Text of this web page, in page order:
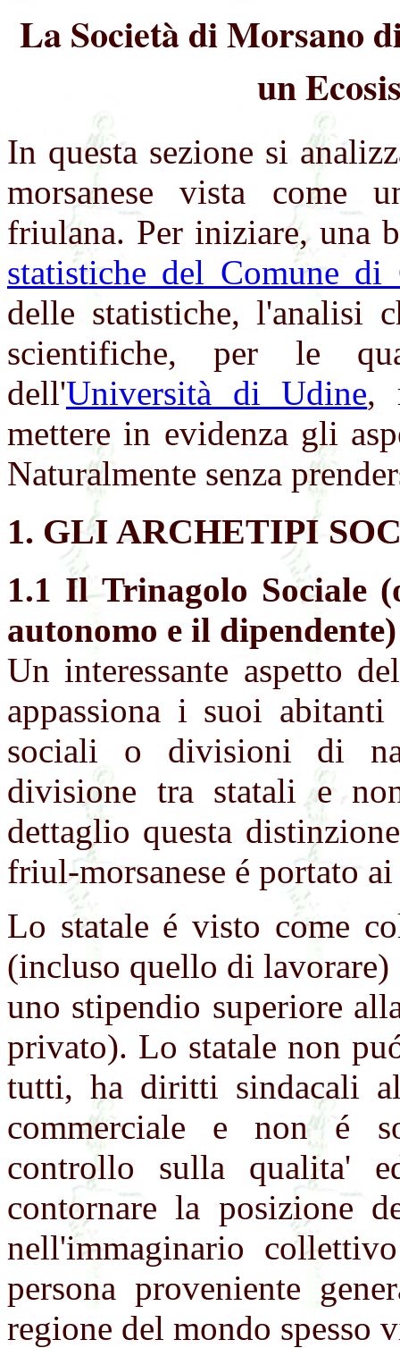
La Società di Morsano
un
In questa sezione si
morsanese vista come
friulana. Per iniziare, una
statistiche del Comune di
delle statistiche, l'analisi
scientifiche, per le
dell'Università di Udine,
mettere in evidenza gli
Naturalmente senza
1. GLI ARCHETIPI
1.1 Il Trinagolo Sociale
autonomo e il dipendente)
Un interessante aspetto
appassiona i suoi
sociali o divisioni di
divisione tra statali e
dettaglio questa
friul-morsanese é portato
Lo statale é visto come
(incluso quello di lavorare)
uno stipendio superiore
privato). Lo statale non
tutti, ha diritti sindacali
commerciale e non é
controllo sulla qualita'
contornare la posizione
nell'immaginario
persona proveniente
regione del mondo spesso